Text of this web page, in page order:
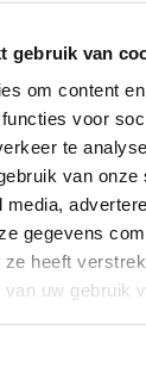
gebruik van
om content
voor
te
van onze
gegevens
ze heeft
uw gebruik
kunnen
rolstoel
't is ook
inclusieve